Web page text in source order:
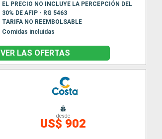
EL PRECIO NO INCLUYE LA PERCEPCIÓN DEL
30% DE AFIP - RG 5463
TARIFA NO REEMBOLSABLE
Comidas incluidas
VER LAS OFERTAS
desde
US$ 902